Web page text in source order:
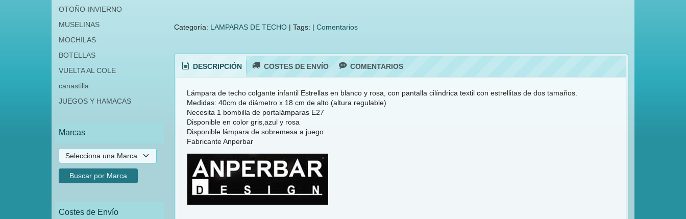
OTOÑO-INVIERNO
MUSELINAS
MOCHILAS
BOTELLAS
VUELTA AL COLE
canastilla
JUEGOS Y HAMACAS
Marcas
Costes de Envío
Categoría: LAMPARAS DE TECHO| Tags: | Comentarios
DESCRIPCIÓN COSTES DE ENVÍO COMENTARIOS
Lámpara de techo colgante infantil Estrellas en blanco y rosa, con pantalla cilíndrica textil con estrellitas de dos tamaños.
Medidas: 40cm de diámetro x 18 cm de alto (altura regulable)
Necesita 1 bombilla de portalámparas E27
Disponible en color gris,azul y rosa
Disponible lámpara de sobremesa a juego
Fabricante Anperbar